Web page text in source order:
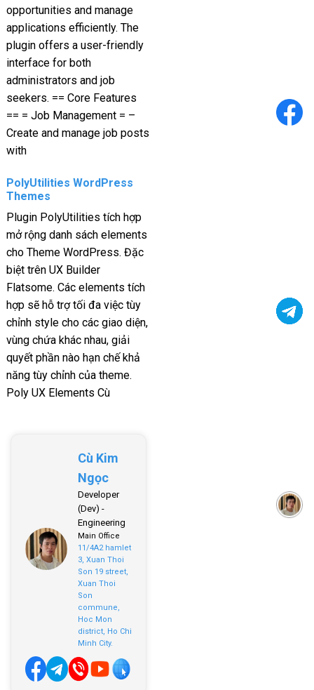
opportunities and manage
applications efficiently. The
plugin offers a user-friendly
interface for both
administrators and job
seekers. == Core Features
== = Job Management = –
Create and manage job posts
with
PolyUtilities WordPress
Themes
Plugin PolyUtilities tích hợp
mở rộng danh sách elements
cho Theme WordPress. Đặc
biệt trên UX Builder
Flatsome. Các elements tích
hợp sẽ hỗ trợ tối đa việc tùy
chỉnh style cho các giao diện,
vùng chứa khác nhau, giải
quyết phần nào hạn chế khả
năng tùy chỉnh của theme.
Poly UX Elements Cù
Cù Kim
Ngọc
Developer
(Dev) -
Engineering
Main Office
11/4A2 hamlet
3, Xuan Thoi
Son 19 street,
Xuan Thoi
Son
commune,
Hoc Mon
district, Ho Chi
Minh City.